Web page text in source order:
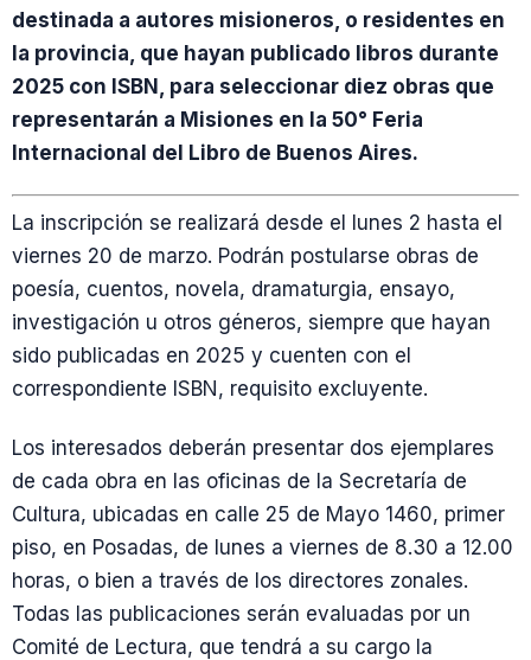
destinada a autores misioneros, o residentes en
la provincia, que hayan publicado libros durante
2025 con ISBN, para seleccionar diez obras que
representarán a Misiones en la 50° Feria
Internacional del Libro de Buenos Aires.
La inscripción se realizará desde el lunes 2 hasta el
viernes 20 de marzo. Podrán postularse obras de
poesía, cuentos, novela, dramaturgia, ensayo,
investigación u otros géneros, siempre que hayan
sido publicadas en 2025 y cuenten con el
correspondiente ISBN, requisito excluyente.
Los interesados deberán presentar dos ejemplares
de cada obra en las oficinas de la Secretaría de
Cultura, ubicadas en calle 25 de Mayo 1460, primer
piso, en Posadas, de lunes a viernes de 8.30 a 12.00
horas, o bien a través de los directores zonales.
Todas las publicaciones serán evaluadas por un
Comité de Lectura, que tendrá a su cargo la